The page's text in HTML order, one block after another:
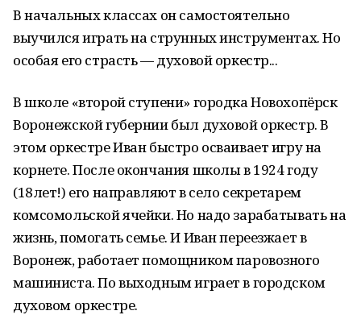
В начальных классах он самостоятельно
выучился играть на струнных инструментах. Но
особая его страсть — духовой оркестр...
В школе «второй ступени» городка Новохопёрск
Воронежской губернии был духовой оркестр. В
этом оркестре Иван быстро осваивает игру на
корнете. После окончания школы в 1924 году
(18лет!) его направляют в село секретарем
комсомольской ячейки. Но надо зарабатывать на
жизнь, помогать семье. И Иван переезжает в
Воронеж, работает помощником паровозного
машиниста. По выходным играет в городском
духовом оркестре.